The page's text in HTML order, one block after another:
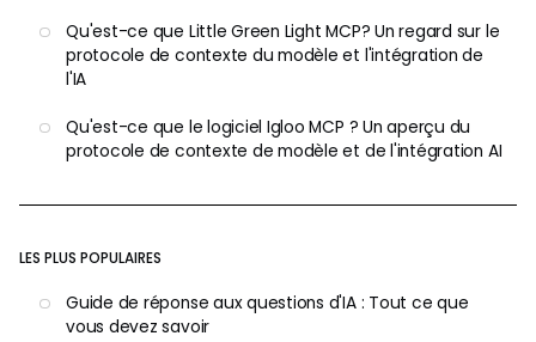
Qu'est-ce que Little Green Light MCP? Un regard sur le
protocole de contexte du modèle et l'intégration de
l'IA
Qu'est-ce que le logiciel Igloo MCP ? Un aperçu du
protocole de contexte de modèle et de l'intégration AI
LES PLUS POPULAIRES
Guide de réponse aux questions d'IA : Tout ce que
vous devez savoir